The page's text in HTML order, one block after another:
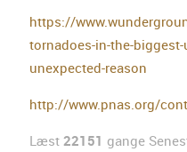
https://
tornadoes-in-the-
unexpected-reason
http://www.pnas.org/
Læst 22151 gange